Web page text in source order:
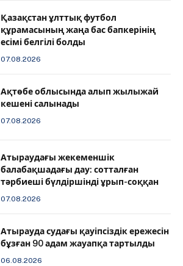
Қазақстан ұлттық футбол
құрамасының жаңа бас бапкерінің
есімі белгілі болды
07.08.2026
Ақтөбе облысында алып жылыжай
кешені салынады
07.08.2026
Атыраудағы жекеменшік
балабақшадағы дау: сотталған
тәрбиеші бүлдіршінді ұрып-соққан
07.08.2026
Атырауда судағы қауіпсіздік ережесін
бұзған 90 адам жауапқа тартылды
06.08.2026